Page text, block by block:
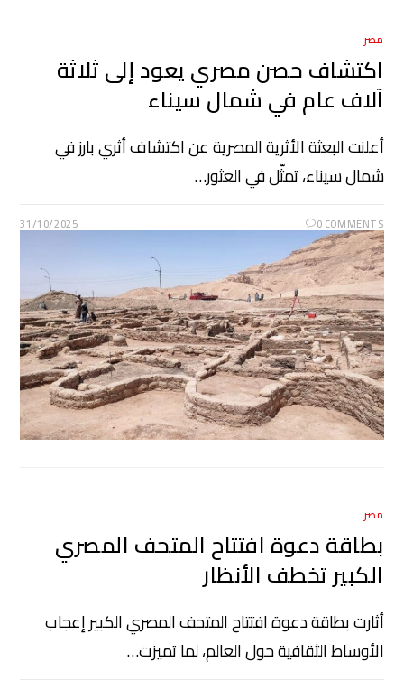
مصر
اكتشاف حصن مصري يعود إلى ثلاثة
آلاف عام في شمال سيناء
أعلنت البعثة الأثرية المصرية عن اكتشاف أثري بارز في
شمال سيناء، تمثّل في العثور…
0 COMMENTS
31/10/2025
مصر
بطاقة دعوة افتتاح المتحف المصري
الكبير تخطف الأنظار
أثارت بطاقة دعوة افتتاح المتحف المصري الكبير إعجاب
الأوساط الثقافية حول العالم، لما تميزت…